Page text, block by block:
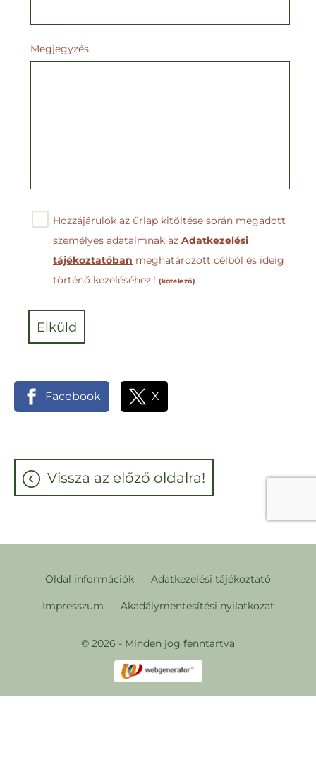
Megjegyzés
Hozzájárulok az űrlap kitöltése során megadott
személyes adataimnak az Adatkezelési
tájékoztatóban meghatározott célból és ideig
történő kezeléséhez.! (kötelező)
elküld
Facebook X
vissza az előző oldalra!
© 2026 - Minden jog fenntartva
Oldal információk Adatkezelési tájékoztató
Impresszum Akadálymentesítési nyilatkozat